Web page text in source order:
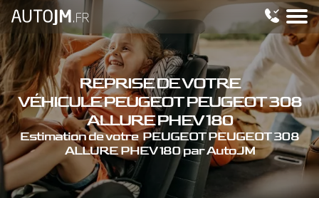
REPRISE DE VOTRE
VÉHICULE PEUGEOT PEUGEOT 308
ALLURE PHEV 180
Estimation de votre PEUGEOT PEUGEOT 308
ALLURE PHEV 180 par AutoJM